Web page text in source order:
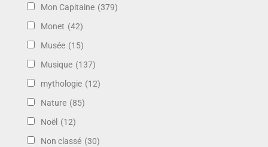
Mon Capitaine (379)
Monet (42)
Musée (15)
Musique (137)
mythologie (12)
Nature (85)
Noël (12)
Non classé (30)